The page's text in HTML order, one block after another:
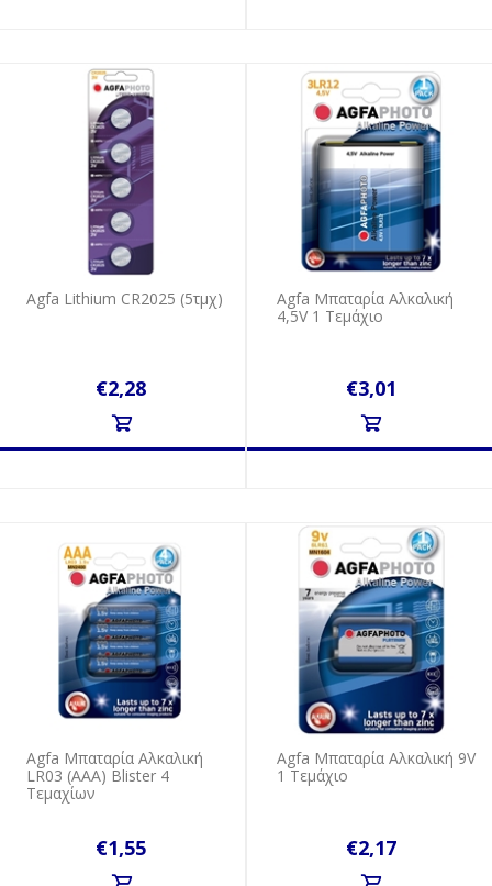
Agfa Lithium CR2025 (5τμχ)
€2,28
Agfa Μπαταρία Αλκαλική
4,5V 1 Τεμάχιο
€3,01
Agfa Μπαταρία Αλκαλική
LR03 (AAA) Blister 4
Τεμαχίων
€1,55
Agfa Μπαταρία Αλκαλική 9V
1 Τεμάχιο
€2,17